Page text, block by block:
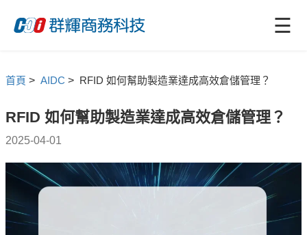
☰
首頁 > AIDC > RFID 如何幫助製造業達成高效倉儲管理？
RFID 如何幫助製造業達成高效倉儲管理？
2025-04-01